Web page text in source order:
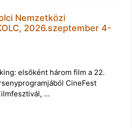
Nemzetközi
2026.szeptember 4-
elsőként három film a 22.
CineFest
…